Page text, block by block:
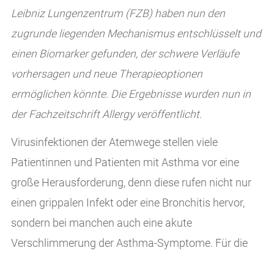
Leibniz Lungenzentrum (FZB) haben nun den
zugrunde liegenden Mechanismus entschlüsselt und
einen Biomarker gefunden, der schwere Verläufe
vorhersagen und neue Therapieoptionen
ermöglichen könnte. Die Ergebnisse wurden nun in
der Fachzeitschrift Allergy veröffentlicht.
Virusinfektionen der Atemwege stellen viele
Patientinnen und Patienten mit Asthma vor eine
große Herausforderung, denn diese rufen nicht nur
einen grippalen Infekt oder eine Bronchitis hervor,
sondern bei manchen auch eine akute
Verschlimmerung der Asthma-Symptome. Für die